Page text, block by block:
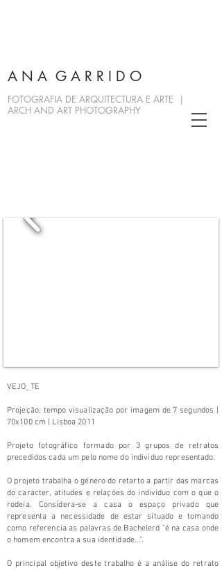
A N A G A R R I D O
FOTOGRAFIA DE ARQUITECTURA E ARTE |
ARCH AND ART PHOTOGRAPHY
VEJO_TE
Projeção; tempo visualização por imagem de 7 segundos |
70x100 cm | Lisboa 2011
Projeto fotográfico formado por 3 grupos de retratos
precedidos cada um pelo nome do individuo representado.
​O projeto trabalha o género do retarto a partir das marcas
do carácter, atitudes e relações do individuo com o que o
rodeia. Considera-se a casa o espaço privado que
representa a necessidade de estar situado e tomando
como referencia as palavras de Bachelerd "é na casa onde
o homem encontra a sua identidade...".
O principal objetivo deste trabalho é a análise do retrato